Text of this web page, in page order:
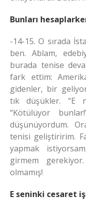
Bunları
-14-15. O sırada
ben. Ablam,
burada tenise
fark ettim:
gidenler, bir
tık düşükler. “E
“Kötülüyor
düşünüyordum.
tenisi geliştiririm.
yapmak
girmem
olmamış!
E seninki cesaret